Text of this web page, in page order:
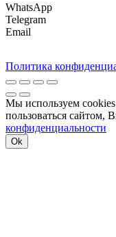
WhatsApp
Telegram
Email
Политика
Мы используем
пользоваться сайтом,
конфиденциальности
Ok